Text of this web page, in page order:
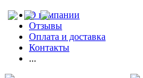
О компании
Отзывы
Оплата и доставка
Контакты
...